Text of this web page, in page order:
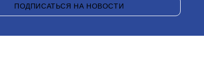
ПОДПИСАТЬСЯ НА НОВОСТИ